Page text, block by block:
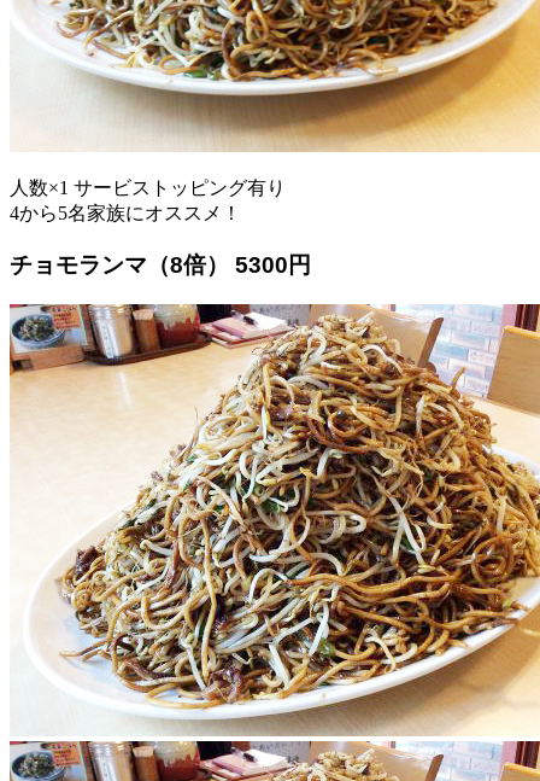
人数×1 サービストッピング有り
4から5名家族にオススメ！
チョモランマ（8倍） 5300円